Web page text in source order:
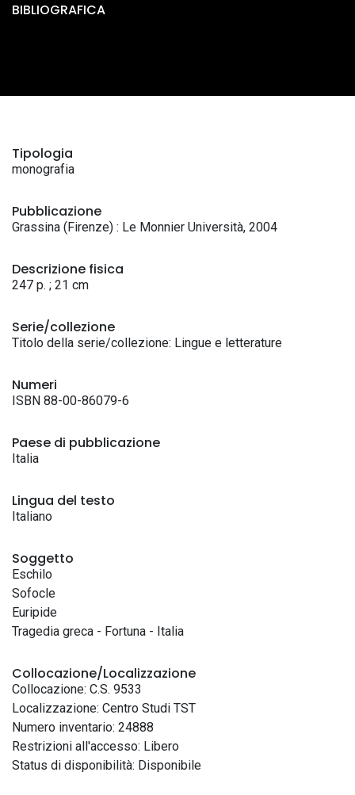
BIBLIOGRAFICA
Tipologia
monografia
Pubblicazione
Grassina (Firenze) : Le Monnier Università, 2004
Descrizione fisica
247 p. ; 21 cm
Serie/collezione
Titolo della serie/collezione: Lingue e letterature
Numeri
ISBN 88-00-86079-6
Paese di pubblicazione
Italia
Lingua del testo
Italiano
Soggetto
Eschilo
Sofocle
Euripide
Tragedia greca - Fortuna - Italia
Collocazione/Localizzazione
Collocazione: C.S. 9533
Localizzazione: Centro Studi TST
Numero inventario: 24888
Restrizioni all'accesso: Libero
Status di disponibilità: Disponibile